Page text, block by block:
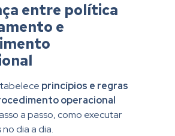
entre política
e
princípios e regras
operacional
a passo, como executar
no dia a dia.